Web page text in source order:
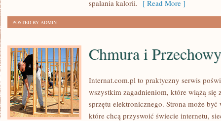
spalania kalorii. [ Read More ]
POSTED BY ADMIN
Chmura i
Internat.com.pl to praktyczny serwis
wszystkim zagadnieniom, które wiążą się
sprzętu elektronicznego. Strona może
które chcą przyswoić świecie internetu,